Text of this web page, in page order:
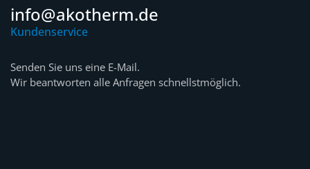
info@akotherm.de
Kundenservice
Senden Sie uns eine E-Mail.
Wir beantworten alle Anfragen schnellstmöglich.